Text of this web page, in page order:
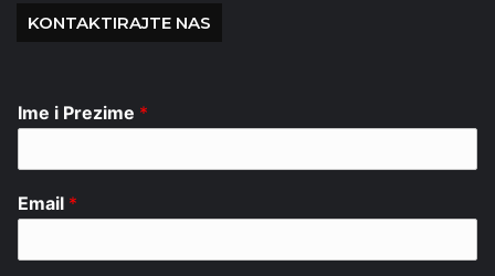
KONTAKTIRAJTE NAS
Ime i Prezime *
Email *